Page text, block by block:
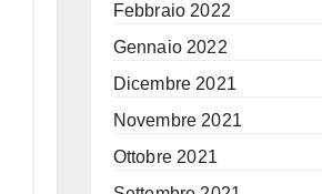
Febbraio 2022
Gennaio 2022
Dicembre 2021
Novembre 2021
Ottobre 2021